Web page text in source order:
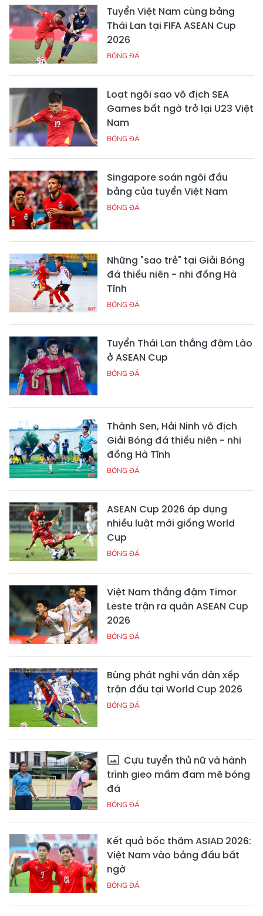
Tuyển Việt Nam cùng bảng
Thái Lan tại FIFA ASEAN Cup
2026
BÓNG ĐÁ
Loạt ngôi sao vô địch SEA
Games bất ngờ trở lại U23 Việt
Nam
BÓNG ĐÁ
Singapore soán ngôi đầu
bảng của tuyển Việt Nam
BÓNG ĐÁ
Những "sao trẻ" tại Giải Bóng
đá thiếu niên - nhi đồng Hà
Tĩnh
BÓNG ĐÁ
Tuyển Thái Lan thắng đậm Lào
ở ASEAN Cup
BÓNG ĐÁ
Thành Sen, Hải Ninh vô địch
Giải Bóng đá thiếu niên - nhi
đồng Hà Tĩnh
BÓNG ĐÁ
ASEAN Cup 2026 áp dụng
nhiều luật mới giống World
Cup
BÓNG ĐÁ
Việt Nam thắng đậm Timor
Leste trận ra quân ASEAN Cup
2026
BÓNG ĐÁ
Bùng phát nghi vấn dàn xếp
trận đấu tại World Cup 2026
BÓNG ĐÁ
Cựu tuyển thủ nữ và hành
trình gieo mầm đam mê bóng
đá
BÓNG ĐÁ
Kết quả bốc thăm ASIAD 2026:
Việt Nam vào bảng đấu bất
ngờ
BÓNG ĐÁ